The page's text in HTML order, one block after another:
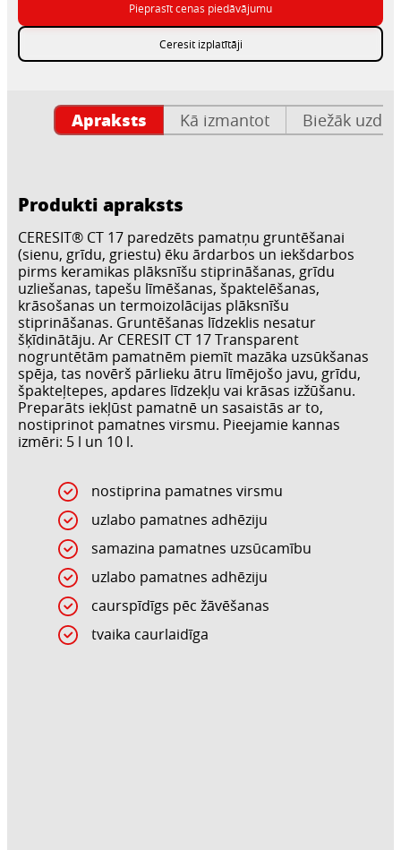
Pieprasīt cenas piedāvājumu
Ceresit izplatītāji
Apraksts Kā izmantot Biežāk
Produkti apraksts
CERESIT® CT 17 paredzēts pamatņu gruntēšanai
(sienu, grīdu, griestu) ēku ārdarbos un iekšdarbos
pirms keramikas plāksnīšu stiprināšanas, grīdu
uzliešanas, tapešu līmēšanas, špaktelēšanas,
krāsošanas un termoizolācijas plāksnīšu
stiprināšanas. Gruntēšanas līdzeklis nesatur
šķīdinātāju. Ar CERESIT CT 17 Transparent
nogruntētām pamatnēm piemīt mazāka uzsūkšanas
spēja, tas novērš pārlieku ātru līmējošo javu, grīdu,
špakteļtepes, apdares līdzekļu vai krāsas izžūšanu.
Preparāts iekļūst pamatnē un sasaistās ar to,
nostiprinot pamatnes virsmu. Pieejamie kannas
izmēri: 5 l un 10 l.
nostiprina pamatnes virsmu
uzlabo pamatnes adhēziju
samazina pamatnes uzsūcamību
uzlabo pamatnes adhēziju
caurspīdīgs pēc žāvēšanas
tvaika caurlaidīga